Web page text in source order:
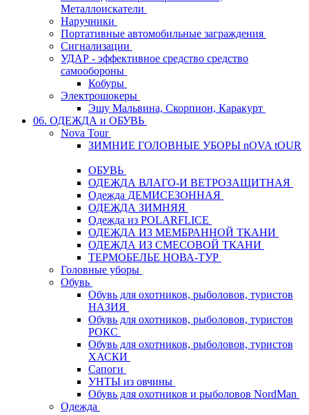
Металлоискатели
Наручники
Портативные автомобильные заграждения
Сигнализации
УДАР - эффективное средство средство
самообороны
Кобуры
Электрошокеры
Эшу Мальвина, Скорпион, Каракурт
06. ОДЕЖДА и ОБУВЬ
Nova Tour
ЗИМНИЕ ГОЛОВНЫЕ УБОРЫ nOVA tOUR
ОБУВЬ
ОДЕЖДА ВЛАГО-И ВЕТРОЗАЩИТНАЯ
Одежда ДЕМИСЕЗОННАЯ
ОДЕЖДА ЗИМНЯЯ
Одежда из POLARFLICE
ОДЕЖДА ИЗ МЕМБРАННОЙ ТКАНИ
ОДЕЖДА ИЗ СМЕСОВОЙ ТКАНИ
ТЕРМОБЕЛЬЕ НОВА-ТУР
Головные уборы
Обувь
Обувь для охотников, рыболовов, туристов
НАЗИЯ
Обувь для охотников, рыболовов, туристов
РОКС
Обувь для охотников, рыболовов, туристов
ХАСКИ
Сапоги
УНТЫ из овчины
Обувь для охотников и рыболовов NordMan
Одежда